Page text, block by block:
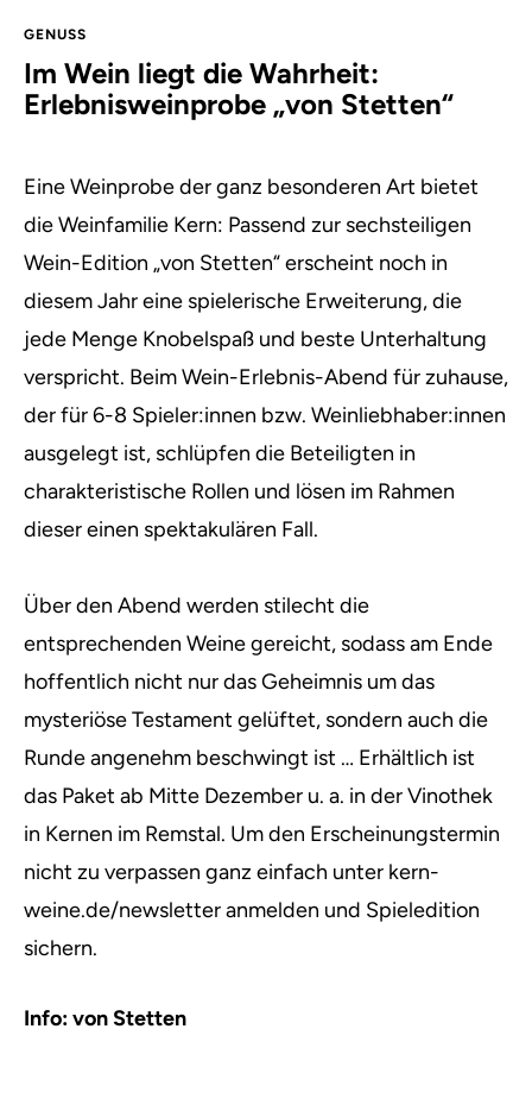
GENUSS
Im Wein liegt die Wahrheit:
Erlebnisweinprobe „von Stetten“
Eine Weinprobe der ganz besonderen Art bietet
die Weinfamilie Kern: Passend zur sechsteiligen
Wein-Edition „von Stetten“ erscheint noch in
diesem Jahr eine spielerische Erweiterung, die
jede Menge Knobelspaß und beste Unterhaltung
verspricht. Beim Wein-Erlebnis-Abend für zuhause,
der für 6-8 Spieler:innen bzw. Weinliebhaber:innen
ausgelegt ist, schlüpfen die Beteiligten in
charakteristische Rollen und lösen im Rahmen
dieser einen spektakulären Fall.
Über den Abend werden stilecht die
entsprechenden Weine gereicht, sodass am Ende
hoffentlich nicht nur das Geheimnis um das
mysteriöse Testament gelüftet, sondern auch die
Runde angenehm beschwingt ist … Erhältlich ist
das Paket ab Mitte Dezember u. a. in der Vinothek
in Kernen im Remstal. Um den Erscheinungstermin
nicht zu verpassen ganz einfach unter kern-
weine.de/newsletter anmelden und Spieledition
sichern.
Info: von Stetten